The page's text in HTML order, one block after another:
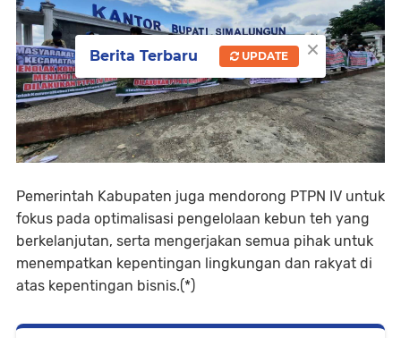
Pemerintah Kabupaten juga mendorong PTPN IV untuk
fokus pada optimalisasi pengelolaan kebun teh yang
berkelanjutan, serta mengerjakan semua pihak untuk
menempatkan kepentingan lingkungan dan rakyat di
atas kepentingan bisnis.(*)
×
Berita Terbaru UPDATE